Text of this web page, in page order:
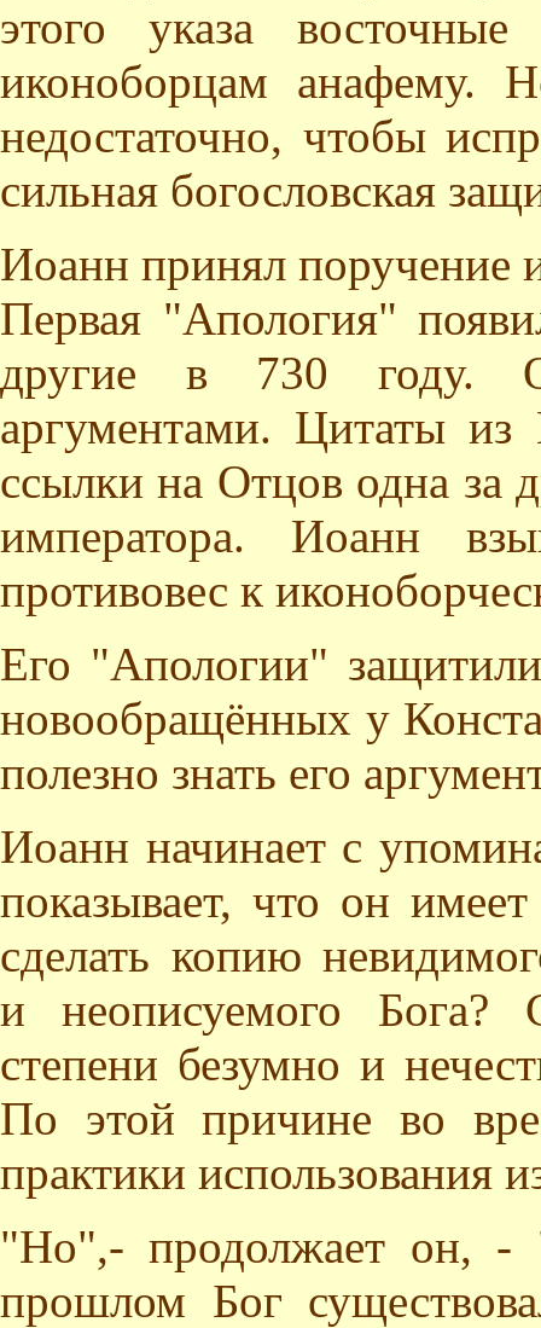
этого указа
иконоборцам анафему.
недостаточно, чтобы
сильная богословская
Иоанн принял поручение и
Первая "Апология"
другие в 730 году.
аргументами. Цитаты из
ссылки на Отцов одна за
императора. Иоанн
противовес к
Его "Апологии"
новообращённых у
полезно знать его
Иоанн начинает с
показывает, что он
сделать копию
и неописуемого Бога?
степени безумно и
По этой причине во
практики использования
"Но",- продолжает он, -
прошлом Бог